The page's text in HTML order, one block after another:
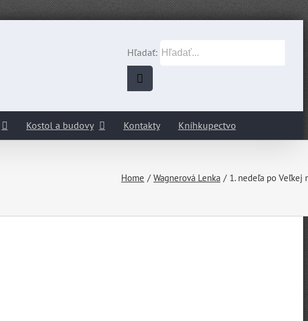
Hľadať:
Kostol a budovy Kontakty Kníhkupectvo
Home Wagnerová Lenka 1. nedeľa po Veľkej